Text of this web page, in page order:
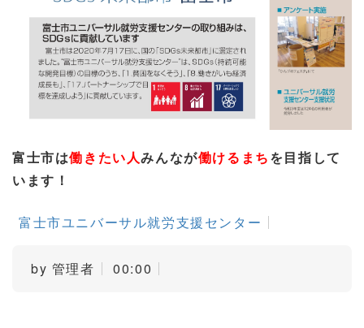
富士市は働きたい人みんなが働けるまちを目指して
います！
富士市ユニバーサル就労支援センター
by 管理者 00:00